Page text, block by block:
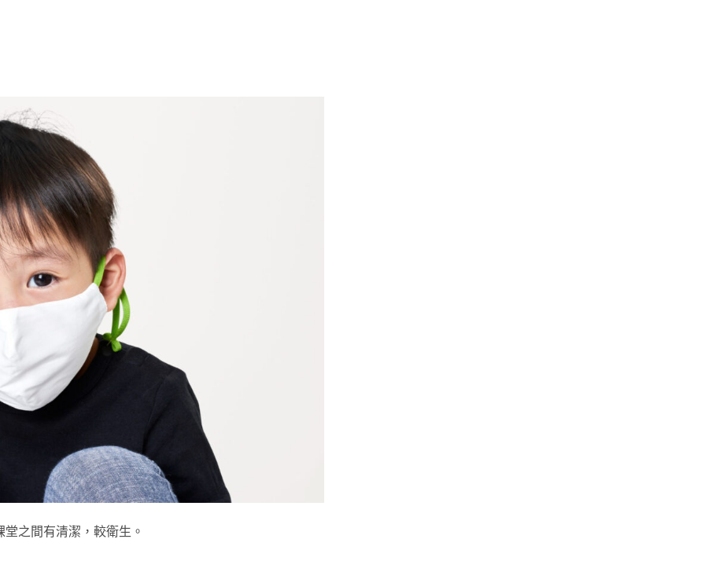
之間有清潔，較衛生。